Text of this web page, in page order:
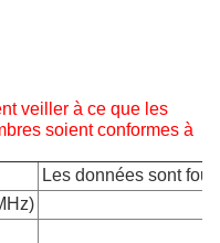
veiller à ce que les
soient conformes à
Les données sont